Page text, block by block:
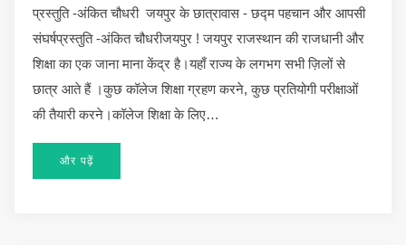
प्रस्तुति -अंकित चौधरी जयपुर के छात्रावास - छद्म पहचान और आपसी
संघर्षप्रस्तुति -अंकित चौधरीजयपुर ! जयपुर राजस्थान की राजधानी और
शिक्षा का एक जाना माना केंद्र है।यहाँ राज्य के लगभग सभी ज़िलों से
छात्र आते हैं ।कुछ कॉलेज शिक्षा ग्रहण करने, कुछ प्रतियोगी परीक्षाओं
की तैयारी करने।कॉलेज शिक्षा के लिए…
और पढ़ें